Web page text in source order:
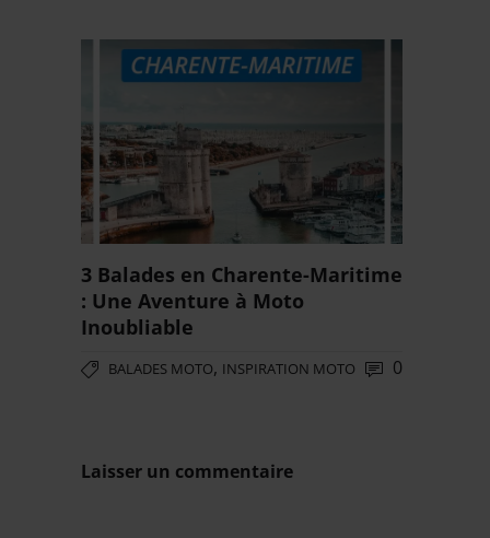
3 Balades en Charente-Maritime
: Une Aventure à Moto
Inoubliable
BALADES MOTO, INSPIRATION MOTO 0
Laisser un commentaire